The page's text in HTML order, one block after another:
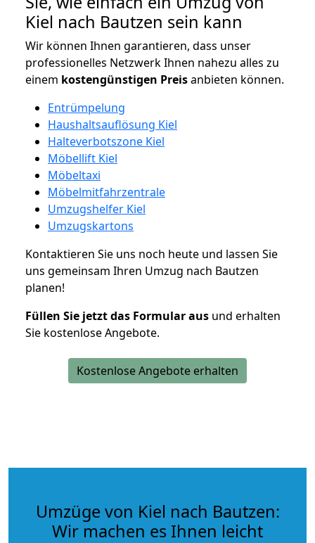
Kiel nach Bautzen sein kann
Wir können Ihnen garantieren, dass unser
professionelles Netzwerk Ihnen nahezu alles zu
einem kostengünstigen Preisanbieten können.
Entrümpelung
Haushaltsauflösung Kiel
Halteverbotszone Kiel
Möbellift Kiel
Möbeltaxi
Möbelmitfahrzentrale
Umzugshelfer Kiel
Umzugskartons
Kontaktieren Sie uns noch heute und lassen Sie
uns gemeinsam Ihren Umzug nach Bautzen
planen!
Füllen Sie jetzt das Formular aus und erhalten
Sie kostenlose Angebote.
Kostenlose Angebote erhalten
Umzüge von Kiel nach Bautzen:
Wir machen es Ihnen leicht